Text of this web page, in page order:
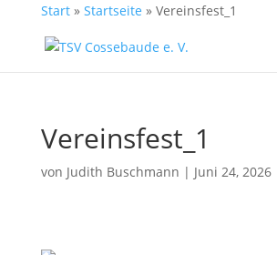
Start» Startseite » Vereinsfest_1
Vereinsfest_1
von Judith Buschmann | Juni 24,